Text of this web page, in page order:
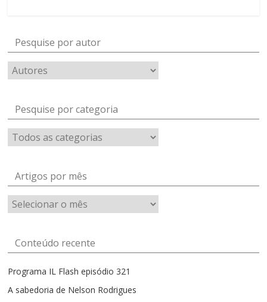
Pesquise por autor
Pesquise por categoria
Artigos por mês
Artigos
por
Conteúdo recente
Programa IL Flash episódio 321
A sabedoria de Nelson Rodrigues